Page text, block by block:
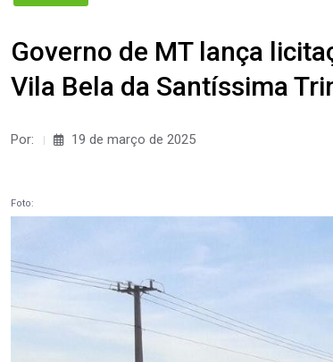
Governo de MT lança
Vila Bela da Santíssima
Por: 19 de março de 2025
Foto: